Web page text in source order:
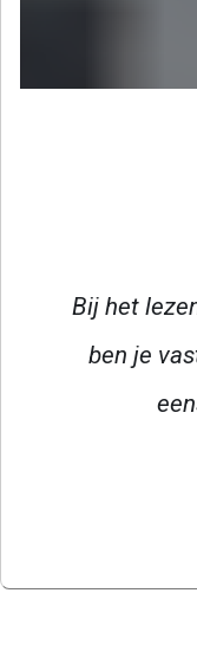
Bij het
ben je